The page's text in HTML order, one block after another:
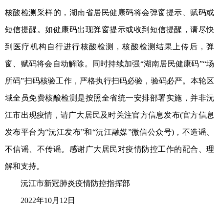
核酸检测采样的，湖南省居民健康码将会弹窗提示、赋码或
短信提醒。如健康码出现弹窗提示或收到短信提醒，请尽快
到医疗机构自行进行核酸检测，核酸检测结果上传后，弹
窗、赋码将会自动解除。同时持续加强“湖南居民健康码”“场
所码”扫码核验工作，严格执行扫码必验，验码必严。本轮区
域全员免费核酸检测是按照全省统一安排部署实施，并非沅
江市出现疫情，请广大居民及时关注官方信息发布(官方信息
发布平台为“沅江发布”和“沅江融媒”微信公众号)，不造谣、
不信谣、不传谣。感谢广大居民对疫情防控工作的配合、理
解和支持。
沅江市新冠肺炎疫情防控指挥部
2022年10月12日